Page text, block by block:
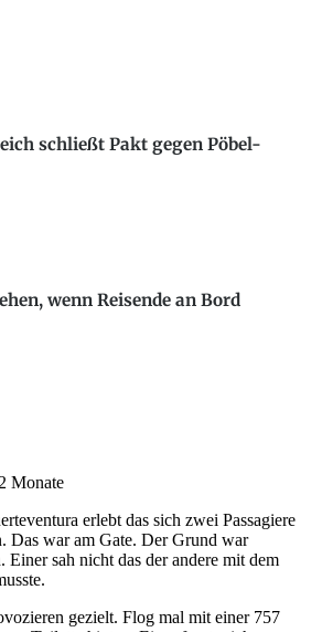
schließt Pakt gegen Pöbel-
wenn Reisende an Bord